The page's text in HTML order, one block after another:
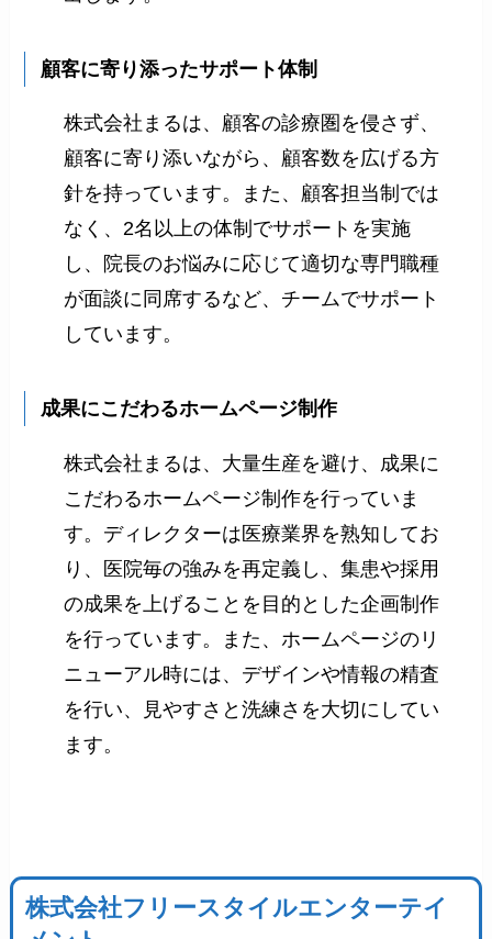
顧客に寄り添ったサポート体制
株式会社まるは、顧客の診療圏を侵さず、
顧客に寄り添いながら、顧客数を広げる方
針を持っています。また、顧客担当制では
なく、2名以上の体制でサポートを実施
し、院長のお悩みに応じて適切な専門職種
が面談に同席するなど、チームでサポート
しています。
成果にこだわるホームページ制作
株式会社まるは、大量生産を避け、成果に
こだわるホームページ制作を行っていま
す。ディレクターは医療業界を熟知してお
り、医院毎の強みを再定義し、集患や採用
の成果を上げることを目的とした企画制作
を行っています。また、ホームページのリ
ニューアル時には、デザインや情報の精査
を行い、見やすさと洗練さを大切にしてい
ます。
株式会社フリースタイルエンターテイ